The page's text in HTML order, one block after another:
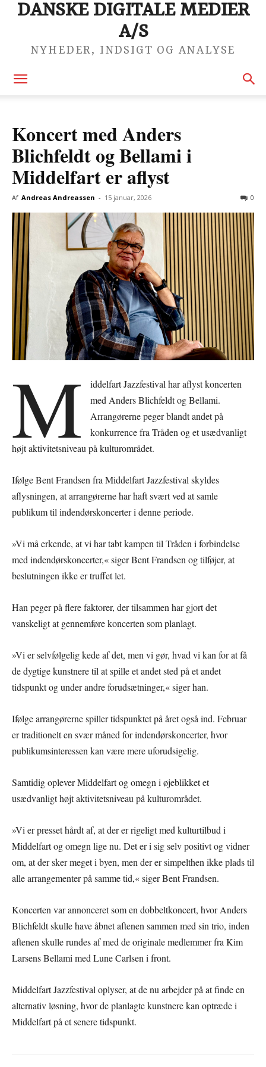
DANSKE DIGITALE MEDIER
A/S
NYHEDER, INDSIGT OG ANALYSE
Koncert med Anders
Blichfeldt og Bellami i
Middelfart er aflyst
Af Andreas Andreassen - 15 januar, 2026 0
M
iddelfart Jazzfestival har aflyst koncerten
med Anders Blichfeldt og Bellami.
Arrangørerne peger blandt andet på
konkurrence fra Tråden og et usædvanligt
højt aktivitetsniveau på kulturområdet.
Ifølge Bent Frandsen fra Middelfart Jazzfestival skyldes
aflysningen, at arrangørerne har haft svært ved at samle
publikum til indendørskoncerter i denne periode.
»Vi må erkende, at vi har tabt kampen til Tråden i forbindelse
med indendørskoncerter,« siger Bent Frandsen og tilføjer, at
beslutningen ikke er truffet let.
Han peger på flere faktorer, der tilsammen har gjort det
vanskeligt at gennemføre koncerten som planlagt.
»Vi er selvfølgelig kede af det, men vi gør, hvad vi kan for at få
de dygtige kunstnere til at spille et andet sted på et andet
tidspunkt og under andre forudsætninger,« siger han.
Ifølge arrangørerne spiller tidspunktet på året også ind. Februar
er traditionelt en svær måned for indendørskoncerter, hvor
publikumsinteressen kan være mere uforudsigelig.
Samtidig oplever Middelfart og omegn i øjeblikket et
usædvanligt højt aktivitetsniveau på kulturområdet.
»Vi er presset hårdt af, at der er rigeligt med kulturtilbud i
Middelfart og omegn lige nu. Det er i sig selv positivt og vidner
om, at der sker meget i byen, men der er simpelthen ikke plads til
alle arrangementer på samme tid,« siger Bent Frandsen.
Koncerten var annonceret som en dobbeltkoncert, hvor Anders
Blichfeldt skulle have åbnet aftenen sammen med sin trio, inden
aftenen skulle rundes af med de originale medlemmer fra Kim
Larsens Bellami med Lune Carlsen i front.
Middelfart Jazzfestival oplyser, at de nu arbejder på at finde en
alternativ løsning, hvor de planlagte kunstnere kan optræde i
Middelfart på et senere tidspunkt.